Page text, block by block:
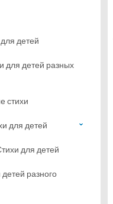
детей
для детей разных
стихи
для детей
для детей
разного